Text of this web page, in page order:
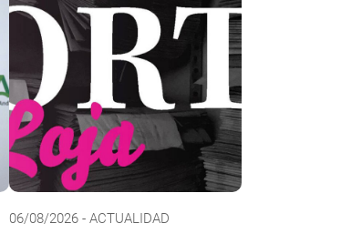
06/08/2026 - ACTUALIDAD